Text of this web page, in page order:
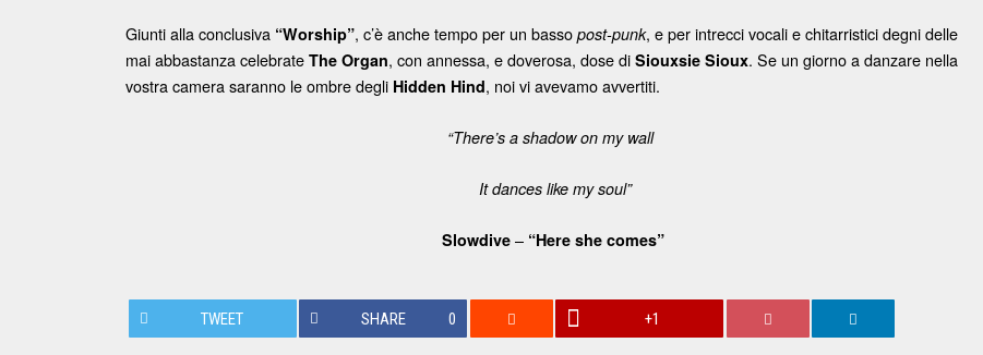
Giunti alla conclusiva “Worship”, c’è anche tempo per un basso post-punk, e per intrecci vocali e chitarristici degni delle
mai abbastanza celebrate The Organ, con annessa, e doverosa, dose di Siouxsie Sioux. Se un giorno a danzare nella
vostra camera saranno le ombre degli Hidden Hind, noi vi avevamo avvertiti.
“There’s a shadow on my wall
It dances like my soul”
Slowdive– “Here she comes”
TWEET SHARE 0 +1